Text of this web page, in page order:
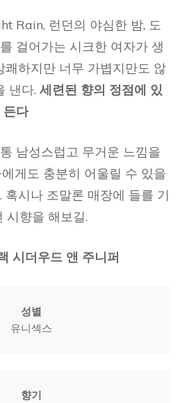
Rain, 런던의 야심한 밤, 도
걸어가는 시크한 여자가 생
쾌하지만 너무 가볍지만도 않
낸다. 세련된 향의 정점에 있
든다
남성스럽고 무거운 느낌을
게도 충분히 어울릴 수 있을
혹시나 조말론 매장에 들를 기
시향을 해보길.
시더우드 앤 주니퍼
성별
유니섹스
향기